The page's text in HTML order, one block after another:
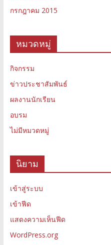
กรกฎาคม 2015
หมวดหมู่
กิจกรรม
ข่าวประชาสัมพันธ์
ผลงานนักเรียน
อบรม
ไม่มีหมวดหมู่
นิยาม
เข้าสู่ระบบ
เข้าฟีด
แสดงความเห็นฟีด
WordPress.org